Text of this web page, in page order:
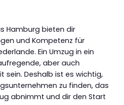
Hamburg bieten dir
und Kompetenz für
Ein Umzug in ein
aber auch
sein. Deshalb ist es wichtig,
zu finden, das
abnimmt und dir den Start